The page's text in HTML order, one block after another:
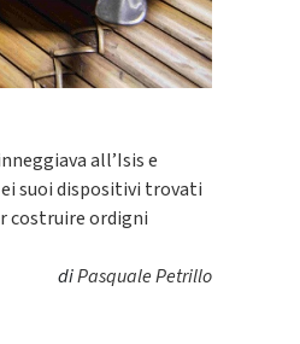
all’Isis e
suoi dispositivi trovati
costruire ordigni
diPasquale Petrillo